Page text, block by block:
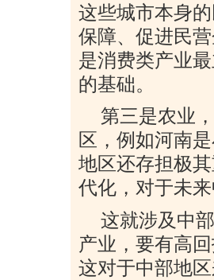
这些城市本身
保障、促进民
是消费类产业
的基础。
第三是农业
区，例如河南
地区还存担极
代化，对于未
这就涉及中
产业，要有高
这对于中部地